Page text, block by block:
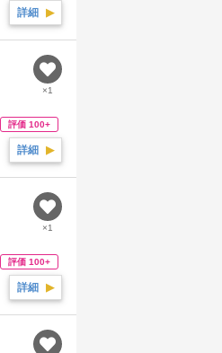
詳細 ▶︎
評価 100+
詳細 ▶︎
×1
評価 100+
詳細 ▶︎
×1